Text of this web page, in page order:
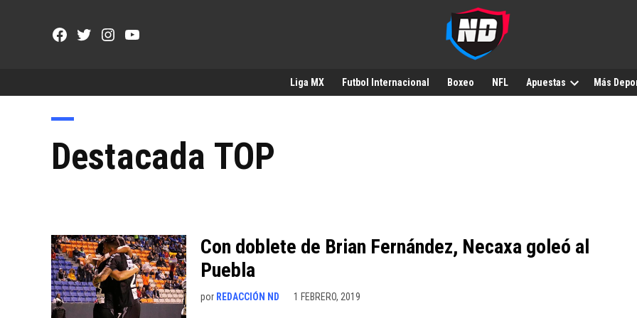
Facebook
TwitterInstagram
YouTube
Liga MX Futbol Internacional Boxeo NFL Apuestas Más
Destacada TOP
Con doblete de Brian Fernández, Necaxa goleó al
Puebla
por REDACCIÓN ND 1 FEBRERO, 2019